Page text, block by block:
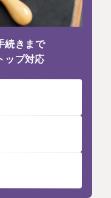
続きまで
ップ対応